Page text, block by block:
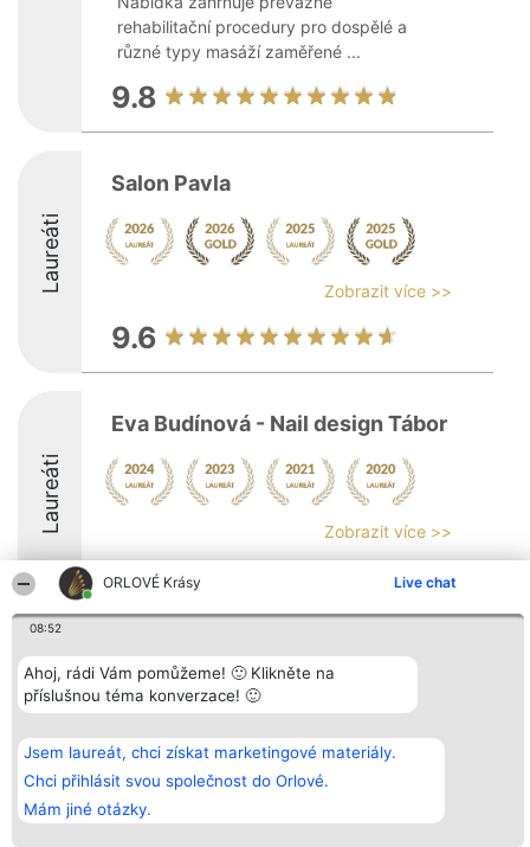
ORLOVÉ Krásy Live chat
08:52
Ahoj, rádi Vám pomůžeme! 🙂 Klikněte na
příslušnou téma konverzace! 🙂
Jsem laureát, chci získat marketingové materiály.
Chci přihlásit svou společnost do Orlové.
Mám jiné otázky.
rehabilitační procedury pro dospělé a
různé typy masáží zaměřené ...
9.8
Laureáti
Salon Pavla
Zobrazit více >>
9.6
Laureáti
Eva Budínová - Nail design Tábor
Zobrazit více >>
Organizátor hlasování
Bright Side Solutions sp. z o.
o. sp. k.
ul. Ruska 22
KRS 0000749100 | Regon
381313360 | NIP 8943132676
Plebiscyt
Vítězové
Seznam všech
laureátů
Pravidla
ochrany
Kontakt